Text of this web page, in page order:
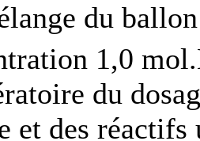
du
1,0
du
et des réactifs